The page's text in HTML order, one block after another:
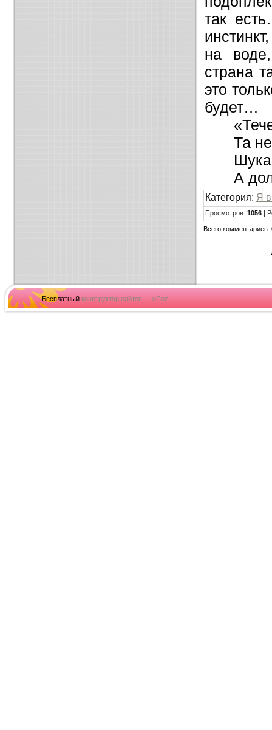
так
на
страна
это
будет…
Та
А
Категория: Я
Просмотров: 1056 |
Всего комментариев:
Бесплатный конструктор сайтов— uCoz